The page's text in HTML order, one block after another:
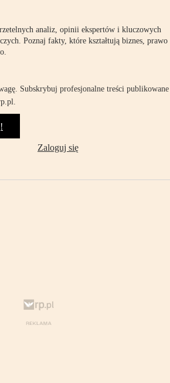
analiz, opinii ekspertów i kluczowych
Poznaj fakty, które kształtują biznes, prawo
Subskrybuj profesjonalne treści publikowane
Zaloguj się